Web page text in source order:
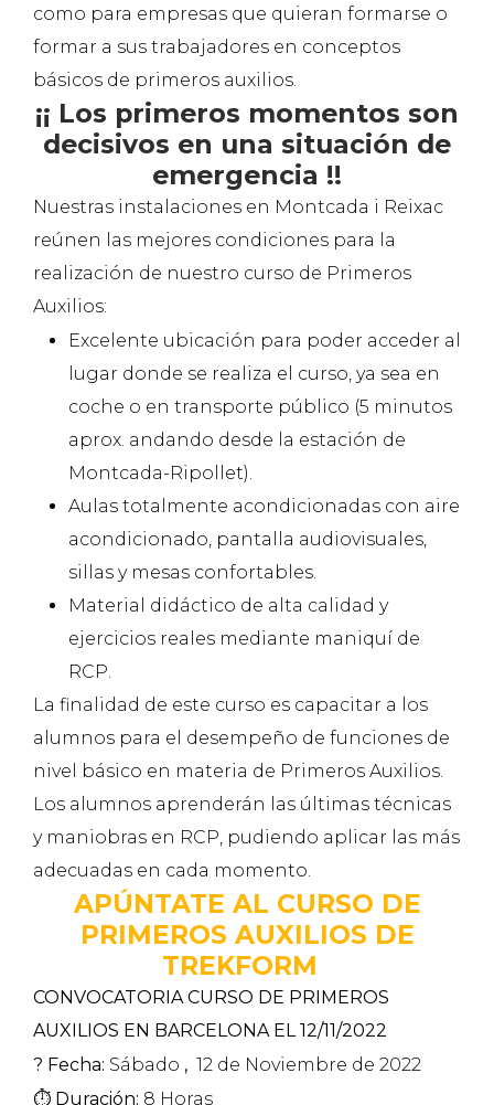
como para empresas que quieran formarse o
formar a sus trabajadores en conceptos
básicos de primeros auxilios.
¡¡ Los primeros momentos son
decisivos en una situación de
emergencia !!
Nuestras instalaciones en Montcada i Reixac
reúnen las mejores condiciones para la
realización de nuestro curso de Primeros
Auxilios:
Excelente ubicación para poder acceder al
lugar donde se realiza el curso, ya sea en
coche o en transporte público (5 minutos
aprox. andando desde la estación de
Montcada-Ripollet).
Aulas totalmente acondicionadas con aire
acondicionado, pantalla audiovisuales,
sillas y mesas confortables.
Material didáctico de alta calidad y
ejercicios reales mediante maniquí de
RCP.
La finalidad de este curso es capacitar a los
alumnos para el desempeño de funciones de
nivel básico en materia de Primeros Auxilios.
Los alumnos aprenderán las últimas técnicas
y maniobras en RCP, pudiendo aplicar las más
adecuadas en cada momento.
APÚNTATE AL CURSO DE
PRIMEROS AUXILIOS DE
TREKFORM
CONVOCATORIA CURSO DE PRIMEROS
AUXILIOS EN BARCELONA EL 12/11/2022
? Fecha: Sábado , 12 de Noviembre de 2022
⏱️ Duración: 8 Horas